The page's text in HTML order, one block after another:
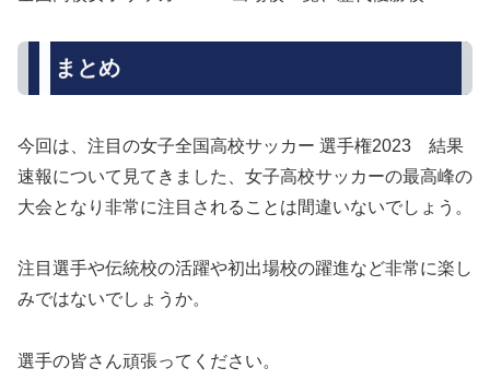
まとめ
今回は、注目の女子全国高校サッカー 選手権2023 結果
速報について見てきました、女子高校サッカーの最高峰の
大会となり非常に注目されることは間違いないでしょう。
注目選手や伝統校の活躍や初出場校の躍進など非常に楽し
みではないでしょうか。
選手の皆さん頑張ってください。